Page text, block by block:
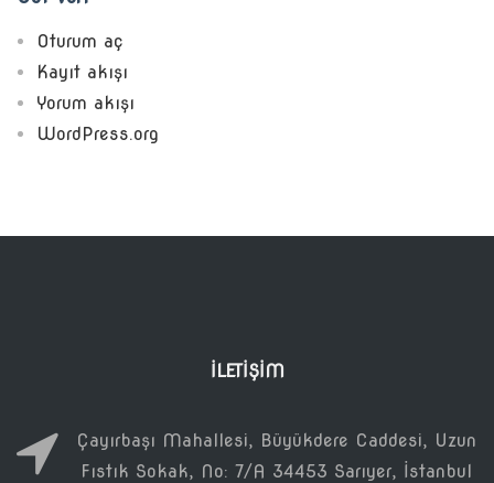
Oturum aç
Kayıt akışı
Yorum akışı
WordPress.org
İLETIŞIM
Çayırbaşı Mahallesi, Büyükdere Caddesi, Uzun
Fıstık Sokak, No: 7/A 34453 Sarıyer, İstanbul